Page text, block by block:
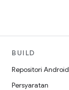
BUILD
Repositori Android
Persyaratan